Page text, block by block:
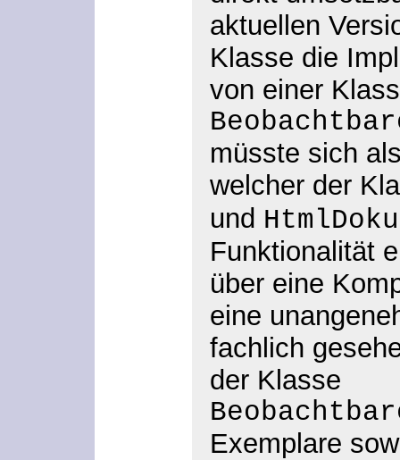
aktuellen
Klasse die
von einer
müsste sich
welcher der
und
Funktionalität
über eine
eine
fachlich
der Klasse
Exemplare